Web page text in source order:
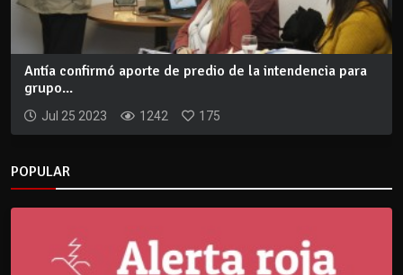
Antía confirmó aporte de predio de la intendencia para
grupo...
Jul 25 2023 1242 175
POPULAR